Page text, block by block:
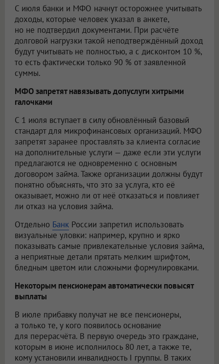
С июля банки и МФО начнут осторожнее учитывать
доходы, которые человек указал в анкете,
но не подтвердил документами. При расчёте
долговой нагрузки такой неподтверждённый доход
будут учитывать не полностью, а с дисконтом 10 %,
то есть фактически только 90 % от заявленной
суммы.
МФО запретят навязывать допуслуги хитрыми
галочками
С 1 июля вступает в силу обновлённый базовый
стандарт для микрофинансовых организаций. МФО
запретят заранее проставлять за клиента согласие
на дополнительные услуги — даже если эти услуги
предлагаются не одновременно с основным
договором займа. Также организации должны будут
понятно объяснять, что это за услуга, кто её
оказывает, можно ли от неё отказаться и повлияет
ли отказ на условия займа.
Отдельно Банк России запретил использовать
визуальные уловки: например, крупно и ярко
показывать самые привлекательные условия займа,
а неприятные детали прятать мелким шрифтом,
бледным цветом или сложными формулировками.
Некоторым пенсионерам автоматически повысят
выплаты
В июле прибавку получат не все пенсионеры,
а только те, у кого появилось основание
для перерасчёта. В первую очередь это граждане,
которым в июне исполнилось 80 лет, а также те,
кому установили инвалидность I группы. В таких